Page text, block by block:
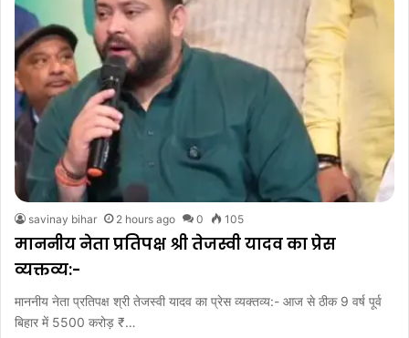
savinay bihar 2 hours ago 0 105
माननीय नेता प्रतिपक्ष श्री तेजस्वी यादव का प्रेस
व्यक्तव्य:-
माननीय नेता प्रतिपक्ष श्री तेजस्वी यादव का प्रेस व्यक्तव्य:- आज से ठीक 9 वर्ष पूर्व
बिहार में 5500 करोड़ ₹…